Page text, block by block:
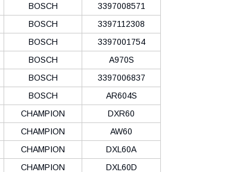
BOSCH
3397008571
BOSCH
3397112308
BOSCH
3397001754
BOSCH
A970S
BOSCH
3397006837
BOSCH
AR604S
CHAMPION
DXR60
CHAMPION
AW60
CHAMPION
DXL60A
CHAMPION
DXL60D